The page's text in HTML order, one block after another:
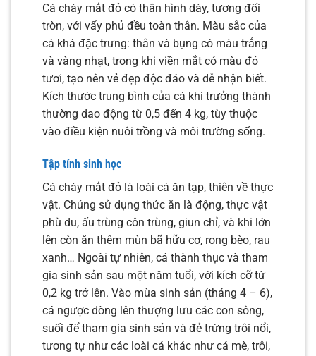
Cá chày mắt đỏ có thân hình dày, tương đối
tròn, với vẩy phủ đều toàn thân. Màu sắc của
cá khá đặc trưng: thân và bụng có màu trắng
và vàng nhạt, trong khi viền mắt có màu đỏ
tươi, tạo nên vẻ đẹp độc đáo và dễ nhận biết.
Kích thước trung bình của cá khi trưởng thành
thường dao động từ 0,5 đến 4 kg, tùy thuộc
vào điều kiện nuôi trồng và môi trường sống.
Tập tính sinh học
Cá chày mắt đỏ là loài cá ăn tạp, thiên về thực
vật. Chúng sử dụng thức ăn là động, thực vật
phù du, ấu trùng côn trùng, giun chỉ, và khi lớn
lên còn ăn thêm mùn bã hữu cơ, rong bèo, rau
xanh… Ngoài tự nhiên, cá thành thục và tham
gia sinh sản sau một năm tuổi, với kích cỡ từ
0,2 kg trở lên. Vào mùa sinh sản (tháng 4 – 6),
cá ngược dòng lên thượng lưu các con sông,
suối để tham gia sinh sản và đẻ trứng trôi nổi,
tương tự như các loài cá khác như cá mè, trôi,